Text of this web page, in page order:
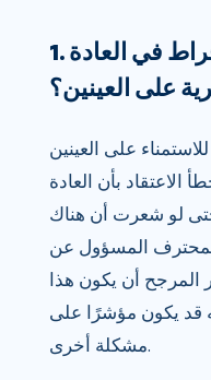
1. ما هي الآثار الجانبية للإفراط في العادة
على العينين؟
على العينين
الاعتقاد بأن العادة
لو شعرت أن هناك
المسؤول عن
المرجح أن يكون هذا
قد يكون مؤشرًا على
مشكلة أخرى.